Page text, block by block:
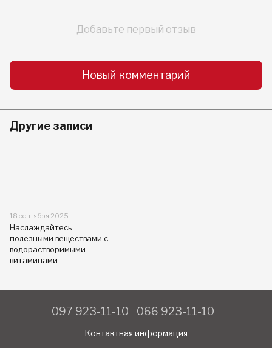
Добавьте первый отзыв
Новый комментарий
Другие записи
18 сентября 2025
Наслаждайтесь
полезными веществами с
водорастворимыми
витаминами
097 923-11-10 066 923-11-10
Контактная информация